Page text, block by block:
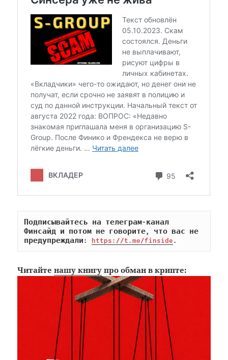
Подписывайтесь на телеграм-канал
Финсайд и потом не говорите, что вас не
предупреждали: https://t.me/finside.
Читайтенашу книгу про обман в крипте: